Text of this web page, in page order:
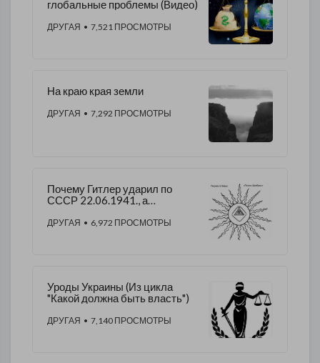
глобальные проблемы (Видео)
ДРУГАЯ • 7,521 ПРОСМОТРЫ
На краю края земли
ДРУГАЯ • 7,292 ПРОСМОТРЫ
Почему Гитлер ударил по
СССР 22.06.1941., а
01.09.1939...
ДРУГАЯ • 6,972 ПРОСМОТРЫ
Уроды Украины (Из цикла
"Какой должна быть власть")
ДРУГАЯ • 7,140 ПРОСМОТРЫ